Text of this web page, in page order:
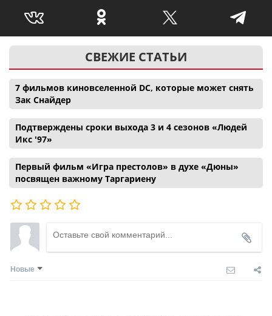
СВЕЖИЕ СТАТЬИ
7 фильмов киновселенной DC, которые может снять
Зак Снайдер
Подтверждены сроки выхода 3 и 4 сезонов «Людей
Икс '97»
Первый фильм «Игра престолов» в духе «Дюны»
посвящен важному Таргариену
Новые